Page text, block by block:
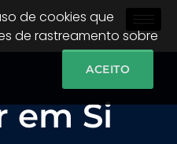
em Si
de cookies que
de rastreamento sobre
ACEITO